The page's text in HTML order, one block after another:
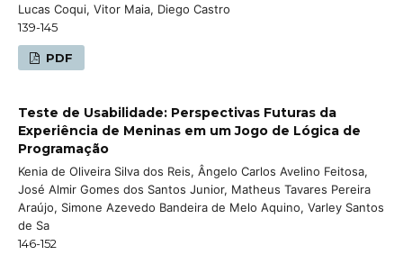
Lucas Coqui, Vitor Maia, Diego Castro
139-145
PDF
Teste de Usabilidade: Perspectivas Futuras da
Experiência de Meninas em um Jogo de Lógica de
Programação
Kenia de Oliveira Silva dos Reis, Ângelo Carlos Avelino Feitosa,
José Almir Gomes dos Santos Junior, Matheus Tavares Pereira
Araújo, Simone Azevedo Bandeira de Melo Aquino, Varley Santos
de Sa
146-152